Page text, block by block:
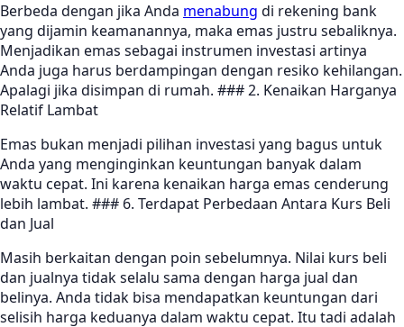
Berbeda dengan jika Anda menabung di rekening bank
yang dijamin keamanannya, maka emas justru sebaliknya.
Menjadikan emas sebagai instrumen investasi artinya
Anda juga harus berdampingan dengan resiko kehilangan.
Apalagi jika disimpan di rumah. ### 2. Kenaikan Harganya
Relatif Lambat
Emas bukan menjadi pilihan investasi yang bagus untuk
Anda yang menginginkan keuntungan banyak dalam
waktu cepat. Ini karena kenaikan harga emas cenderung
lebih lambat. ### 6. Terdapat Perbedaan Antara Kurs Beli
dan Jual
Masih berkaitan dengan poin sebelumnya. Nilai kurs beli
dan jualnya tidak selalu sama dengan harga jual dan
belinya. Anda tidak bisa mendapatkan keuntungan dari
selisih harga keduanya dalam waktu cepat. Itu tadi adalah